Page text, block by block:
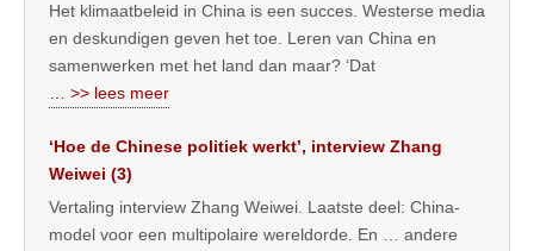
Het klimaatbeleid in China is een succes. Westerse media
en deskundigen geven het toe. Leren van China en
samenwerken met het land dan maar? ‘Dat
… >> lees meer
‘Hoe de Chinese politiek werkt’, interview Zhang
Weiwei (3)
Vertaling interview Zhang Weiwei. Laatste deel: China-
model voor een multipolaire wereldorde. En … andere